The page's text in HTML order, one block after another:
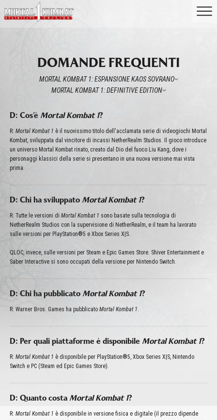
DOMANDE FREQUENTI
MORTAL KOMBAT 1: ESPANSIONE KAOS SOVRANO
MORTAL KOMBAT 1: DEFINITIVE EDITION
D: Cos’è Mortal Kombat 1?
R: Mortal Kombat 1 è il nuovissimo titolo dell'acclamata serie di videogiochi Mortal
Kombat, sviluppata dal vincitore di incassi NetherRealm Studios. Il gioco introduce
un universo Mortal Kombat rinato, creato dal Dio del fuoco Liu Kang, dove i
personaggi klassici della serie si presentano in una nuova versione mai vista
prima.
D: Chi ha sviluppato Mortal Kombat 1?
R: Tutte le versioni di Mortal Kombat 1 sono basate sulla tecnologia di
NetherRealm Studios con la supervisione di NetherRealm, e il team ha lavorato
sulle versioni per PlayStation®5 e Xbox Series X|S.
QLOC, invece, sulle versioni per Steam e Epic Games Store. Shiver Entertainment e
Saber Interactive si sono occupati della versione per Nintendo Switch.
D: Chi ha pubblicato Mortal Kombat 1?
R: Warner Bros. Games ha pubblicato Mortal Kombat 1.
D: Per quali piattaforme è disponibile Mortal Kombat 1?
R: Mortal Kombat 1 è disponibile per PlayStation®5, Xbox Series X|S, Nintendo
Switch e PC (Steam ed Epic Games Store).
D: Quanto costa Mortal Kombat 1?
R: Mortal Kombat 1 è disponibile in versione fisica e digitale (il prezzo dipende